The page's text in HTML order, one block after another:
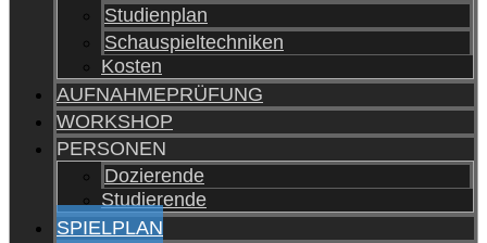
Studienplan
Schauspieltechniken
Kosten
AUFNAHMEPRÜFUNG
WORKSHOP
PERSONEN
Dozierende
Studierende
SPIELPLAN